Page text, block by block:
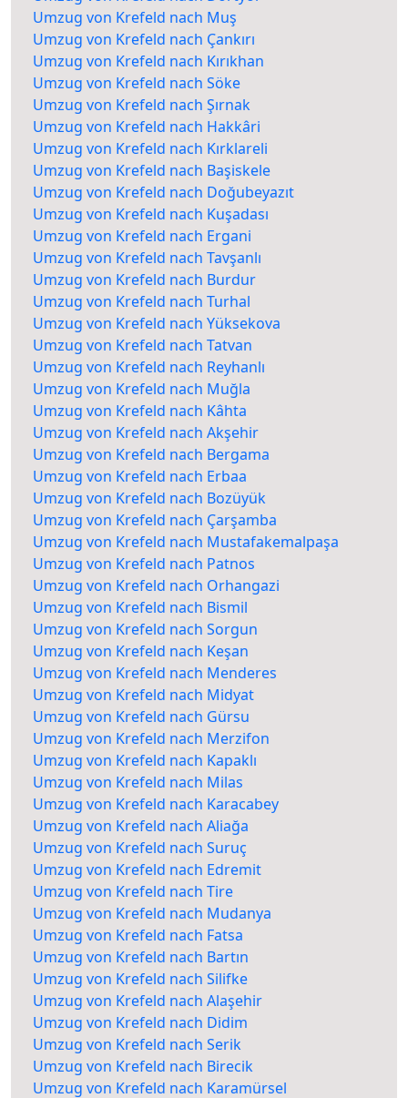
Umzug von Krefeld nach Muş
Umzug von Krefeld nach Çankırı
Umzug von Krefeld nach Kırıkhan
Umzug von Krefeld nach Söke
Umzug von Krefeld nach Şırnak
Umzug von Krefeld nach Hakkâri
Umzug von Krefeld nach Kırklareli
Umzug von Krefeld nach Başiskele
Umzug von Krefeld nach Doğubeyazıt
Umzug von Krefeld nach Kuşadası
Umzug von Krefeld nach Ergani
Umzug von Krefeld nach Tavşanlı
Umzug von Krefeld nach Burdur
Umzug von Krefeld nach Turhal
Umzug von Krefeld nach Yüksekova
Umzug von Krefeld nach Tatvan
Umzug von Krefeld nach Reyhanlı
Umzug von Krefeld nach Muğla
Umzug von Krefeld nach Kâhta
Umzug von Krefeld nach Akşehir
Umzug von Krefeld nach Bergama
Umzug von Krefeld nach Erbaa
Umzug von Krefeld nach Bozüyük
Umzug von Krefeld nach Çarşamba
Umzug von Krefeld nach Mustafakemalpaşa
Umzug von Krefeld nach Patnos
Umzug von Krefeld nach Orhangazi
Umzug von Krefeld nach Bismil
Umzug von Krefeld nach Sorgun
Umzug von Krefeld nach Keşan
Umzug von Krefeld nach Menderes
Umzug von Krefeld nach Midyat
Umzug von Krefeld nach Gürsu
Umzug von Krefeld nach Merzifon
Umzug von Krefeld nach Kapaklı
Umzug von Krefeld nach Milas
Umzug von Krefeld nach Karacabey
Umzug von Krefeld nach Aliağa
Umzug von Krefeld nach Suruç
Umzug von Krefeld nach Edremit
Umzug von Krefeld nach Tire
Umzug von Krefeld nach Mudanya
Umzug von Krefeld nach Fatsa
Umzug von Krefeld nach Bartın
Umzug von Krefeld nach Silifke
Umzug von Krefeld nach Alaşehir
Umzug von Krefeld nach Didim
Umzug von Krefeld nach Serik
Umzug von Krefeld nach Birecik
Umzug von Krefeld nach Karamürsel